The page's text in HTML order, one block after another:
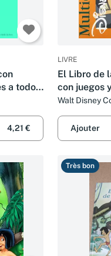
a todo
4,21 €
LIVRE
El Libro de
con juegos
todo color.
Walt Disney
Ajouter
Très bon